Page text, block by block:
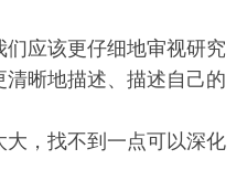
应该更仔细地审视研究
晰地描述、描述自己的
，找不到一点可以深化